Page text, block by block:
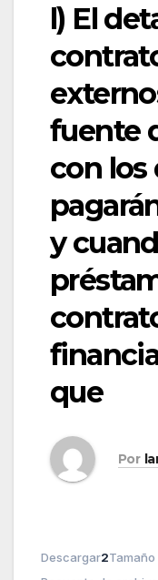
l) El
fuente
con los
y
que
Por
Descargar2